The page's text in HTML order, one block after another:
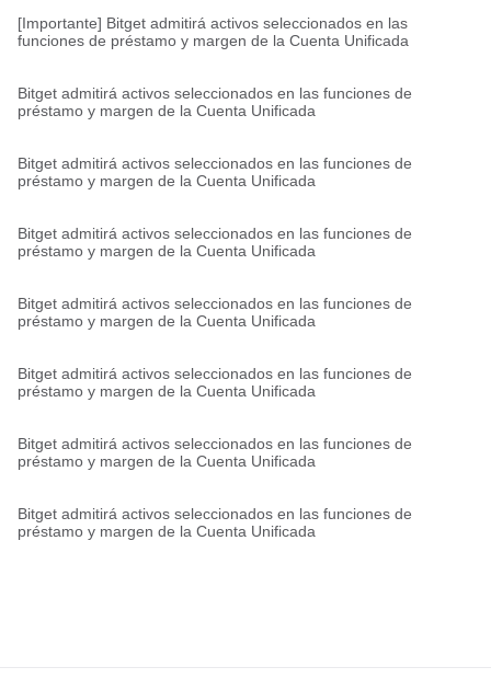
[Importante] Bitget admitirá activos seleccionados en las
funciones de préstamo y margen de la Cuenta Unificada
Bitget admitirá activos seleccionados en las funciones de
préstamo y margen de la Cuenta Unificada
Bitget admitirá activos seleccionados en las funciones de
préstamo y margen de la Cuenta Unificada
Bitget admitirá activos seleccionados en las funciones de
préstamo y margen de la Cuenta Unificada
Bitget admitirá activos seleccionados en las funciones de
préstamo y margen de la Cuenta Unificada
Bitget admitirá activos seleccionados en las funciones de
préstamo y margen de la Cuenta Unificada
Bitget admitirá activos seleccionados en las funciones de
préstamo y margen de la Cuenta Unificada
Bitget admitirá activos seleccionados en las funciones de
préstamo y margen de la Cuenta Unificada